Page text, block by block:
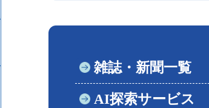
雑誌・新聞一覧
AI探索サービス